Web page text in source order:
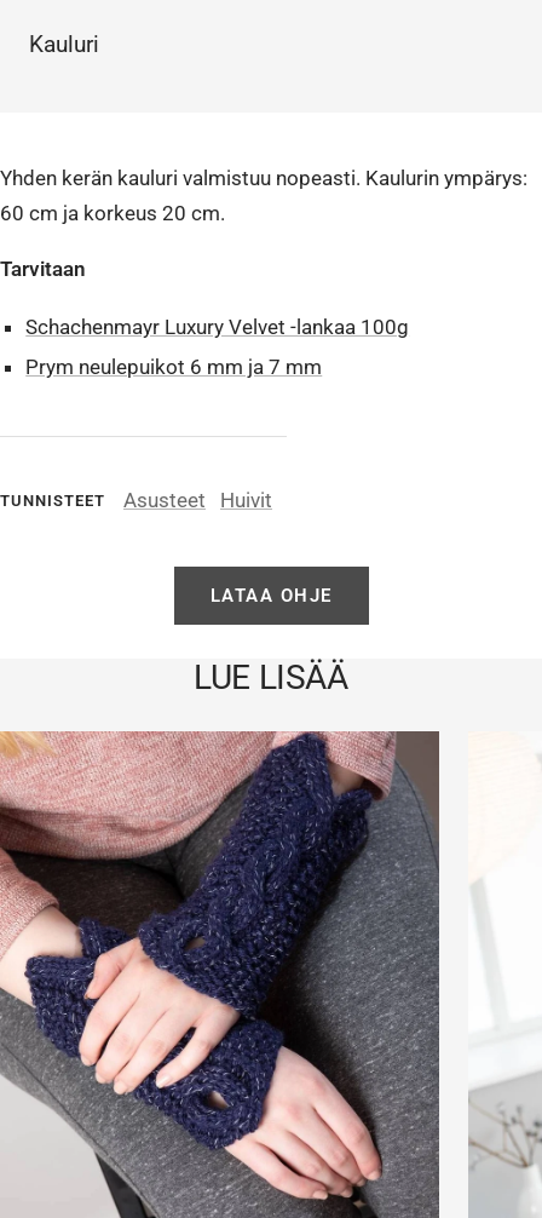
Kauluri
TUNNISTEET Asusteet Huivit
Yhden kerän kauluri valmistuu nopeasti. Kaulurin ympärys:
60 cm ja korkeus 20 cm.
Tarvitaan
Schachenmayr Luxury Velvet -lankaa 100g
Prym neulepuikot 6 mm ja 7 mm
LATAA OHJE
LUE LISÄÄ